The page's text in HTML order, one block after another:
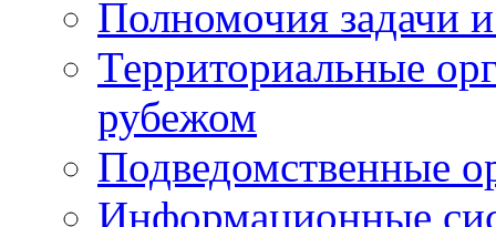
Полномочия задачи
Территориальные
рубежом
Подведомственные
Информационные